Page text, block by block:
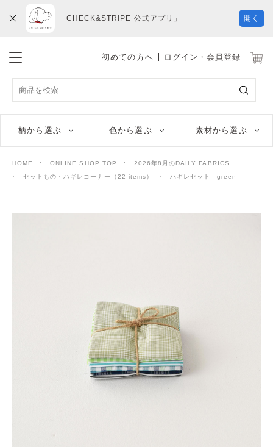
初めての方へ ログイン・会員登録
柄から選ぶ 色から選ぶ 素材から選ぶ
HOME ONLINE SHOP TOP
2026年8月のDAILY FABRICS
セットもの・ハギレコーナー（22 items）
ハギレセット green
「CHECK&STRIPE 公式アプリ」 開く